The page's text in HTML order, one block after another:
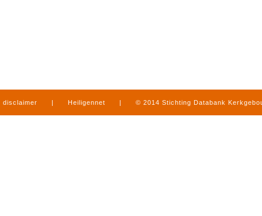
disclaimer | Heiligennet | © 2014 Stichting Databank